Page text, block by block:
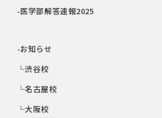
-医学部解答速報2025
-お知らせ
└渋谷校
└名古屋校
└大阪校